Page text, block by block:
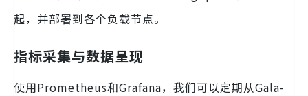
起，并部署到各个负载节点。
指标采集与数据呈现
使用Prometheus和Grafana，我们可以定期从Gala-